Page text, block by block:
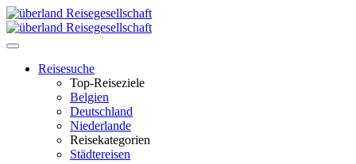
Toggle
navigationReisesuche
Top-Reiseziele
Belgien
Deutschland
Niederlande
Reisekategorien
Städtereisen